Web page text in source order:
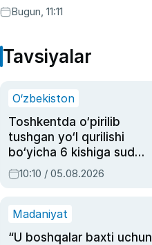
Bugun, 11:11
Tavsiyalar
O‘zbekiston
Toshkentda o‘pirilib
tushgan yo‘l qurilishi
bo‘yicha 6 kishiga sud
hukmi o‘qildi
10:10 / 05.08.2026
Madaniyat
“U boshqalar baxti uchun